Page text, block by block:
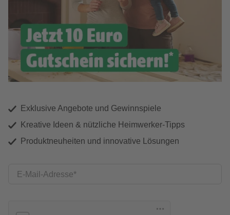
Exklusive Angebote und Gewinnspiele
Kreative Ideen & nützliche Heimwerker-Tipps
Produktneuheiten und innovative Lösungen
E-Mail-Adresse